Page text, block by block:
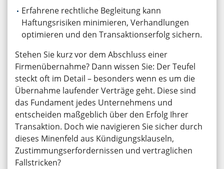
Erfahrene rechtliche Begleitung kann
Haftungsrisiken minimieren, Verhandlungen
optimieren und den Transaktionserfolg sichern.
Stehen Sie kurz vor dem Abschluss einer
Firmenübernahme? Dann wissen Sie: Der Teufel
steckt oft im Detail – besonders wenn es um die
Übernahme laufender Verträge geht. Diese sind
das Fundament jedes Unternehmens und
entscheiden maßgeblich über den Erfolg Ihrer
Transaktion. Doch wie navigieren Sie sicher durch
dieses Minenfeld aus Kündigungsklauseln,
Zustimmungserfordernissen und vertraglichen
Fallstricken?